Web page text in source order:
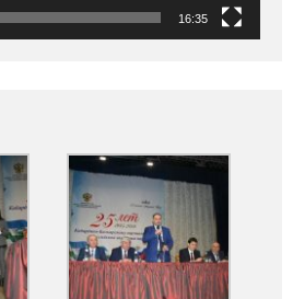
16:35